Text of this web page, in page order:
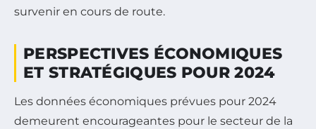
survenir en cours de route.
PERSPECTIVES ÉCONOMIQUES
ET STRATÉGIQUES POUR 2024
Les données économiques prévues pour 2024
demeurent encourageantes pour le secteur de la